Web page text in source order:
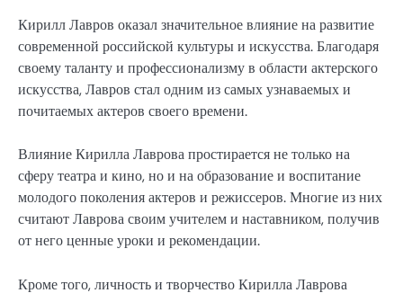
Кирилл Лавров оказал значительное влияние на развитие
современной российской культуры и искусства. Благодаря
своему таланту и профессионализму в области актерского
искусства, Лавров стал одним из самых узнаваемых и
почитаемых актеров своего времени.
Влияние Кирилла Лаврова простирается не только на
сферу театра и кино, но и на образование и воспитание
молодого поколения актеров и режиссеров. Многие из них
считают Лаврова своим учителем и наставником, получив
от него ценные уроки и рекомендации.
Кроме того, личность и творчество Кирилла Лаврова